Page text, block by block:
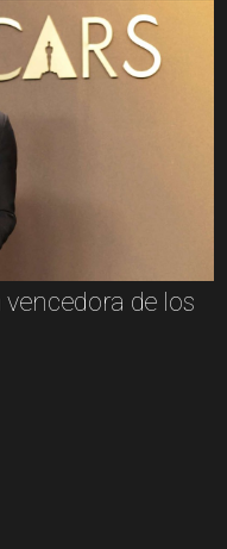
vencedora de los